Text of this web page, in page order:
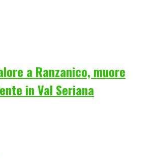
a Ranzanico, muore
in Val Seriana